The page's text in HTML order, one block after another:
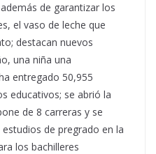
de garantizar los
el vaso de leche que
destacan nuevos
una niña una
entregado 50,955
educativos; se abrió la
de 8 carreras y se
de pregrado en la
los bachilleres